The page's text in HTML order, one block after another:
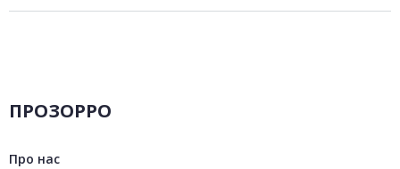
ПРОЗОРРО
Про нас